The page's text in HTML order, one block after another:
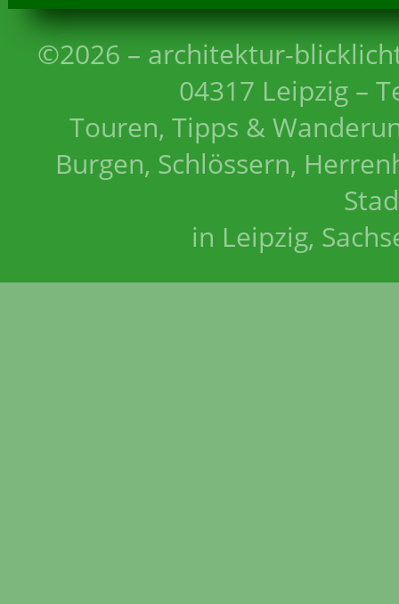
©2026 – architektur-
04317 Leipzig –
Touren, Tipps &
Burgen, Schlössern,
in Leipzig,